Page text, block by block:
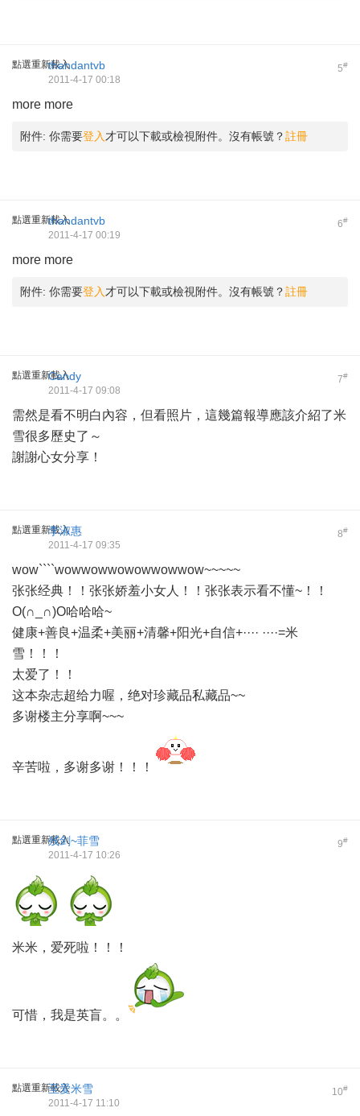
點選重新載入 5#
thandantvb
2011-4-17 00:18
more more
附件: 你需要登入 才可以下載或檢視附件。沒有帳號？註冊
點選重新載入 6#
thandantvb
2011-4-17 00:19
more more
附件: 你需要登入 才可以下載或檢視附件。沒有帳號？註冊
點選重新載入 7#
Candy
2011-4-17 09:08
需然是看不明白內容，但看照片，這幾篇報導應該介紹了米
雪很多歷史了～
謝謝心女分享！
點選重新載入 8#
李淑惠
2011-4-17 09:35
wow````wowwowwowowwowwow~~~~~
张张经典！！张张娇羞小女人！！张张表示看不懂~！！
O(∩_∩)O哈哈哈~
健康+善良+温柔+美丽+清馨+阳光+自信+···· ····=米
雪！！！
太爱了！！
这本杂志超给力喔，绝对珍藏品私藏品~~
多谢楼主分享啊~~~
辛苦啦，多谢多谢！！！
點選重新載入 9#
残剑~菲雪
2011-4-17 10:26
米米，爱死啦！！！
可惜，我是英盲。。
點選重新載入 10#
至愛米雪
2011-4-17 11:10